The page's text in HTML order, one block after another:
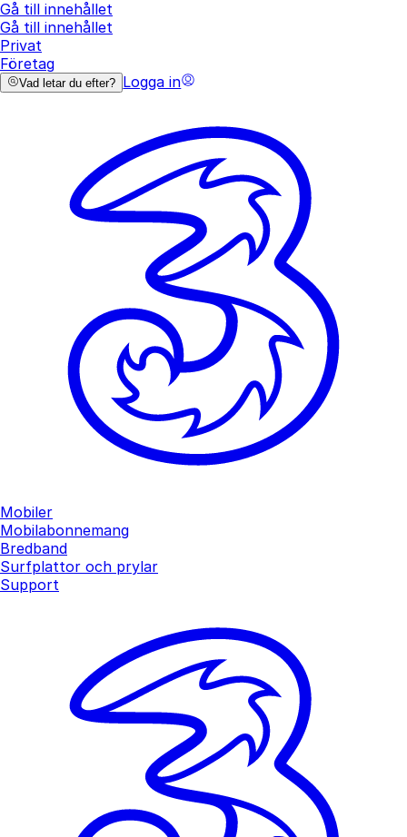
Gå till innehållet
Gå till innehållet
Privat
Företag
Vad letar du efter? Logga in
Mobiler
Mobilabonnemang
Bredband
Surfplattor och prylar
Support